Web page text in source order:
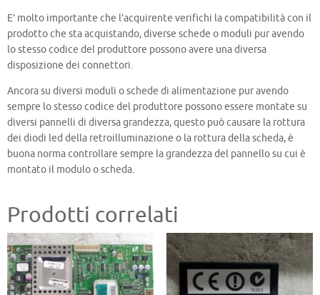
E’ molto importante che l’acquirente verifichi la compatibilità con il
prodotto che sta acquistando, diverse schede o moduli pur avendo
lo stesso codice del produttore possono avere una diversa
disposizione dei connettori.
Ancora su diversi moduli o schede di alimentazione pur avendo
sempre lo stesso codice del produttore possono essere montate su
diversi pannelli di diversa grandezza, questo può causare la rottura
dei diodi led della retroilluminazione o la rottura della scheda, è
buona norma controllare sempre la grandezza del pannello su cui è
montato il modulo o scheda.
Prodotti correlati